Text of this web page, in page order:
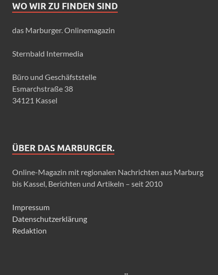
WO WIR ZU FINDEN SIND
das Marburger. Onlinemagazin
Sternbald Intermedia
Büro und Geschäfststelle
Esmarchstraße 38
34121 Kassel
ÜBER DAS MARBURGER.
Online-Magazin mit regionalen Nachrichten aus Marburg
bis Kassel, Berichten und Artikeln – seit 2010
Impressum
Datenschutzerklärung
Redaktion